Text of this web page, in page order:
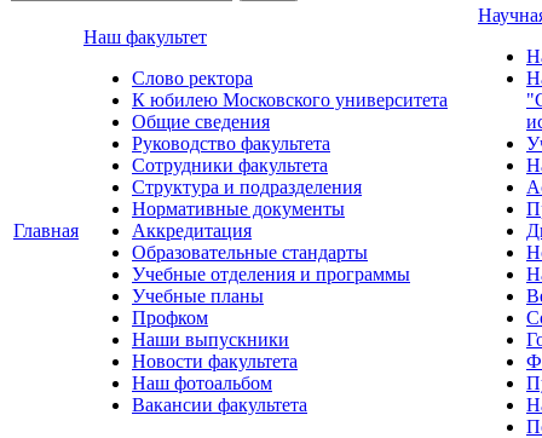
Главная
Наш факультет
Слово ректора
К юбилею Московского университета
Общие сведения
Руководство факультета
Сотрудники факультета
Структура и подразделения
Нормативные документы
Аккредитация
Образовательные стандарты
Учебные отделения и программы
Учебные планы
Профком
Наши выпускники
Новости факультета
Наш фотоальбом
Вакансии факультета